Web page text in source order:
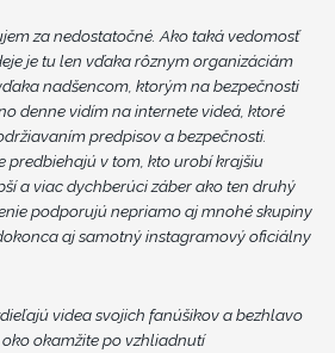
za nedostatočné. Ako taká vedomosť
je tu len vďaka rôznym organizáciám
nadšencom, ktorým na bezpečnosti
denne vidím na internete videá, ktoré
predpisov a bezpečnosti.
predbiehajú v tom, kto urobí krajšiu
a viac dychberúci záber ako ten druhý
podporujú nepriamo aj mnohé skupiny
aj samotný instagramový oficiálny
videa svojich fanúšikov a bezhlavo
okamžite po vzhliadnutí